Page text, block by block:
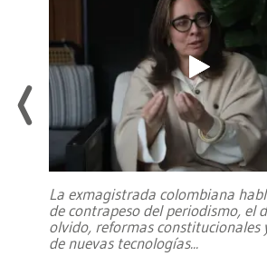
La exmagistrada colombiana
de contrapeso del periodismo, el
olvido, reformas constitucionales
de nuevas tecnologías...